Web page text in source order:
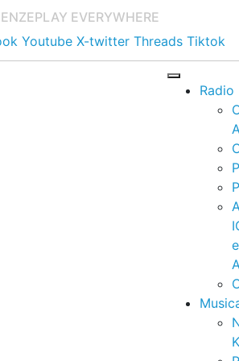
PLAY EVERYWHERE
Youtube X-twitter Threads Tiktok
Radio
e